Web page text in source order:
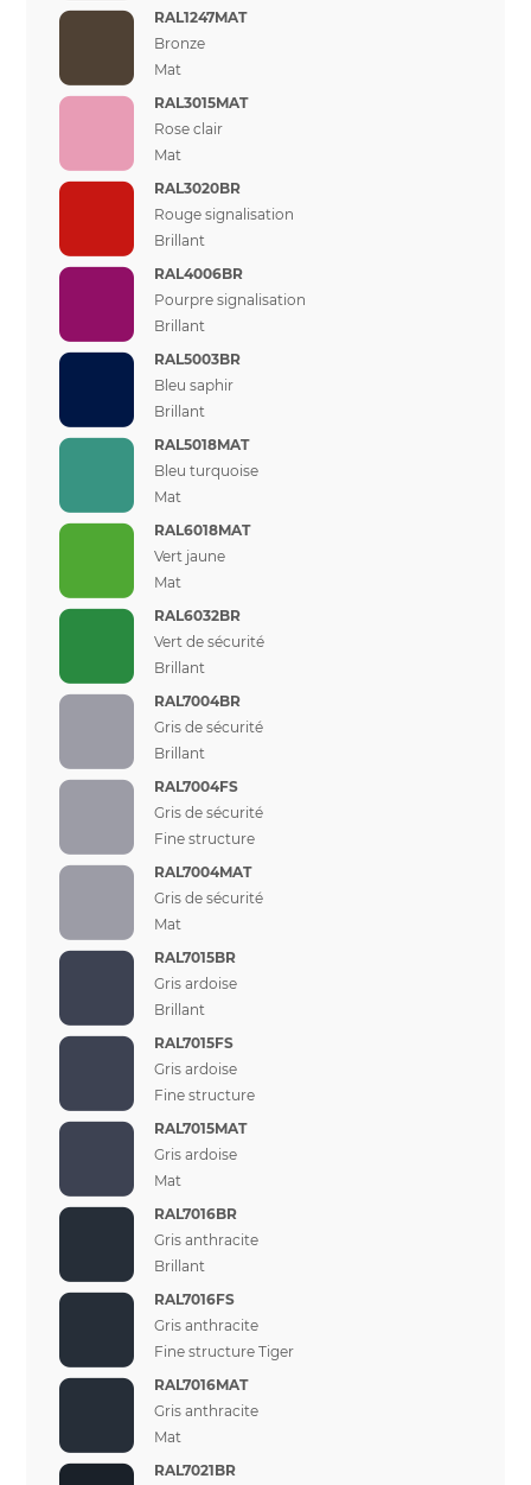
RAL1247MAT
Bronze
Mat
RAL3015MAT
Rose clair
Mat
RAL3020BR
Rouge signalisation
Brillant
RAL4006BR
Pourpre signalisation
Brillant
RAL5003BR
Bleu saphir
Brillant
RAL5018MAT
Bleu turquoise
Mat
RAL6018MAT
Vert jaune
Mat
RAL6032BR
Vert de sécurité
Brillant
RAL7004BR
Gris de sécurité
Brillant
RAL7004FS
Gris de sécurité
Fine structure
RAL7004MAT
Gris de sécurité
Mat
RAL7015BR
Gris ardoise
Brillant
RAL7015FS
Gris ardoise
Fine structure
RAL7015MAT
Gris ardoise
Mat
RAL7016BR
Gris anthracite
Brillant
RAL7016FS
Gris anthracite
Fine structure Tiger
RAL7016MAT
Gris anthracite
Mat
RAL7021BR